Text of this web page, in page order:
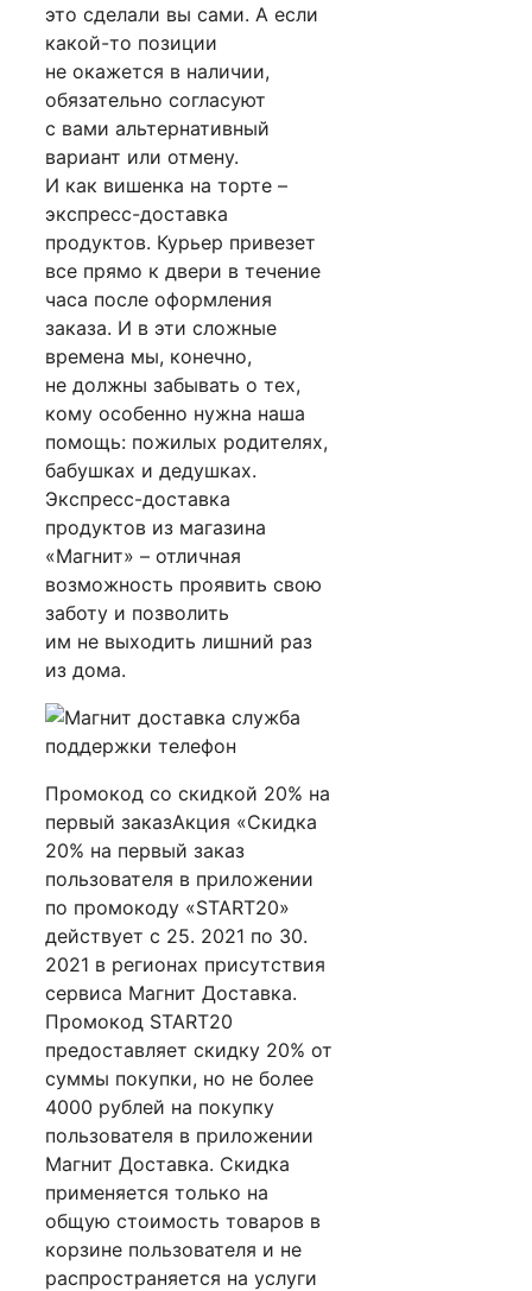
это сделали вы сами. А если
какой-то позиции
не окажется в наличии,
обязательно согласуют
с вами альтернативный
вариант или отмену.
И как вишенка на торте –
экспресс-доставка
продуктов. Курьер привезет
все прямо к двери в течение
часа после оформления
заказа. И в эти сложные
времена мы, конечно,
не должны забывать о тех,
кому особенно нужна наша
помощь: пожилых родителях,
бабушках и дедушках.
Экспресс-доставка
продуктов из магазина
«Магнит» – отличная
возможность проявить свою
заботу и позволить
им не выходить лишний раз
из дома.
Промокод со скидкой 20% на
первый заказАкция «Скидка
20% на первый заказ
пользователя в приложении
по промокоду «START20»
действует с 25. 2021 по 30.
2021 в регионах присутствия
сервиса Магнит Доставка.
Промокод START20
предоставляет скидку 20% от
суммы покупки, но не более
4000 рублей на покупку
пользователя в приложении
Магнит Доставка. Скидка
применяется только на
общую стоимость товаров в
корзине пользователя и не
распространяется на услуги